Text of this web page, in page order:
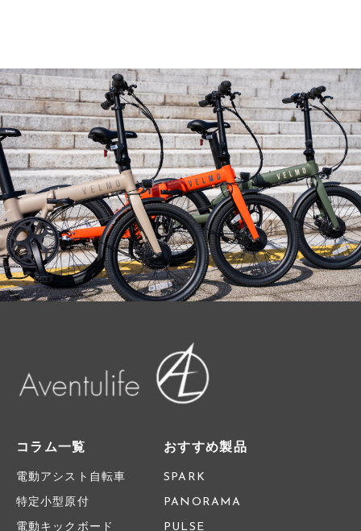
コラム一覧
電動アシスト自転車
特定小型原付
電動キックボード
おすすめ製品
SPARK
PANORAMA
PULSE